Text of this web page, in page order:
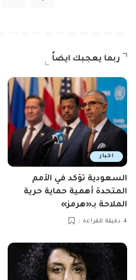
ربما يعجبك ايضاً
اخبار
السعودية تؤكد في الأمم
المتحدة أهمية حماية حرية
الملاحة بـ«هرمز»
4 دقيقة للقراءة